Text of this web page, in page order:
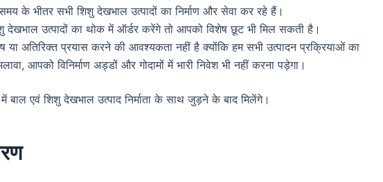
के भीतर सभी शिशु देखभाल उत्पादों का निर्माण और सेवा कर रहे हैं।
देखभाल उत्पादों का थोक में ऑर्डर करेंगे तो आपको विशेष छूट भी मिल सकती है।
अतिरिक्त प्रयास करने की आवश्यकता नहीं है क्योंकि हम सभी उत्पादन प्रक्रियाओं का
आपको विनिर्माण अड्डों और गोदामों में भारी निवेश भी नहीं करना पड़ेगा।
एवं शिशु देखभाल उत्पाद निर्माता के साथ जुड़ने के बाद मिलेंगे।